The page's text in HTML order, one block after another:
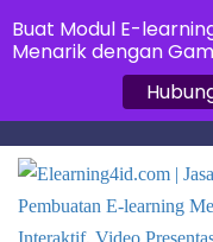
JASA E-
Buat Modul E-
Menarik dengan